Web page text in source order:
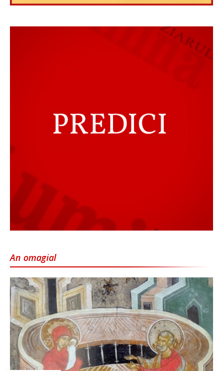
An omagial